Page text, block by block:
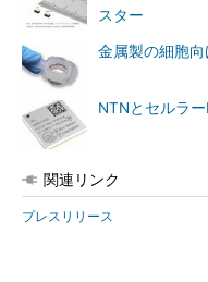
スター
金属製の細胞
NTNとセルラ
関連リンク
プレスリリース